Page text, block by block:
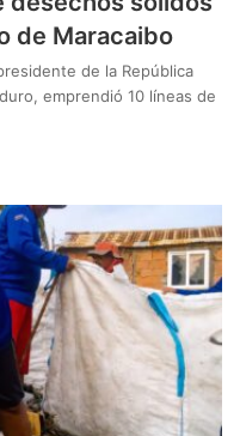
de Maracaibo
de la República
emprendió 10 líneas de